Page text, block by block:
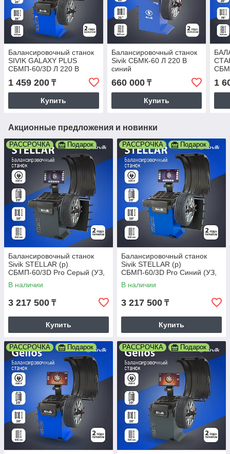
Балансировочный станок
SIVIK GALAXY PLUS
СБМП-60/3D Л 220 В
1 459 200 ₸
Купить
Балансировочный станок
Sivik СБМК-60 Л 220 В
синий
660 000₸
Купить
1
Акционные предложения и новинки
РАССРОЧКА Подарок
Балансировочный станок
Sivik STELLAR (p)
СБМП-60/3D Pro Серый (УЗ,
ЭМВ, ТЛУ)
В наличии
3 217 500 ₸
Купить
РАССРОЧКА Подарок
Балансировочный станок
Sivik STELLAR (p)
СБМП-60/3D Pro Синий (УЗ,
ЭМВ, ТЛУ)
В наличии
3 217 500 ₸
Купить
РАССРОЧКА Подарок РАССРОЧКА Подарок